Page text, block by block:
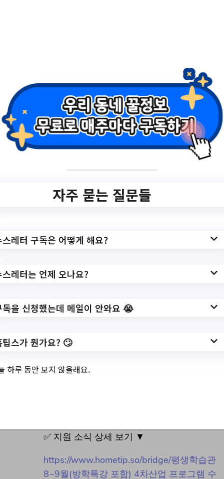
2023년 하반기 희망
의 집수리 사업 신청
안내
✅ 지원 소식 상세 보기 ▼
https://www.hometip.so/bridge/2023년 하
cheon/ex/bbs/List.do?cbIdx=254
3. 평생학습관 8~9월
(방학특강 포함) 4차
산업 프로그램 수강
✅ 지원 소식 상세 보기 ▼
https://www.hometip.so/bridge/평생학습관
8~9월(방학특강 포함) 4차산업 프로그램 수
자주 묻는 질문들
스레터 구독은 어떻게 해요?
스레터는 언제 오나요?
독을 신청했는데 메일이 안와요 😭
팁스가 뭔가요? 🙄
하루 동안 보지 않을래요.